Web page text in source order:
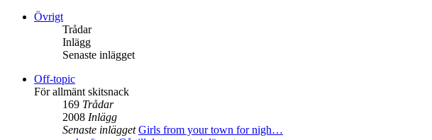
Övrigt
Trådar
Inlägg
Senaste inlägget
Off-topic
För allmänt skitsnack
169 Trådar
2008 Inlägg
Senaste inlägget Girls from your town for nigh…